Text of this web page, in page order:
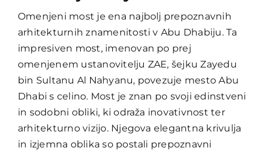
Omenjeni most je ena najbolj prepoznavnih
arhitekturnih znamenitosti v Abu Dhabiju. Ta
impresiven most, imenovan po prej
omenjenem ustanovitelju ZAE, šejku Zayedu
bin Sultanu Al Nahyanu, povezuje mesto Abu
Dhabi s celino. Most je znan po svoji edinstveni
in sodobni obliki, ki odraža inovativnost ter
arhitekturno vizijo. Njegova elegantna krivulja
in izjemna oblika so postali prepoznavni